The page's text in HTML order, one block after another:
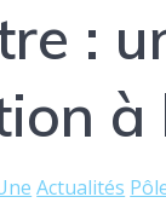
:
Actualités